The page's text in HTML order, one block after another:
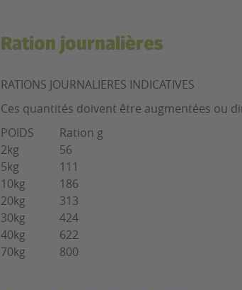
Ration journalières
RATIONS JOURNALIERES INDICATIVES
Ces quantités doivent être augmentées ou
POIDS
Ration g
2kg
56
5kg
111
10kg
186
20kg
313
30kg
424
40kg
622
70kg
800